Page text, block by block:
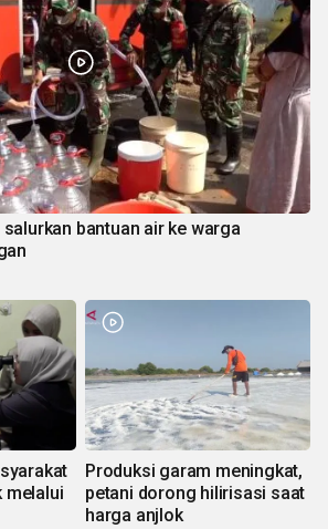
bantuan air ke warga
melalui
Produksi garam meningkat,
petani dorong hilirisasi saat
harga anjlok